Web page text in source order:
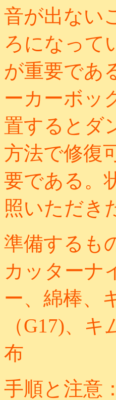
音が出ない
ろになって
が重要であ
ーカーボッ
置するとダ
方法で修復
要である。
照いただき
準備するも
カッターナ
ー、綿棒、
（G17)、
布
手順と注意：